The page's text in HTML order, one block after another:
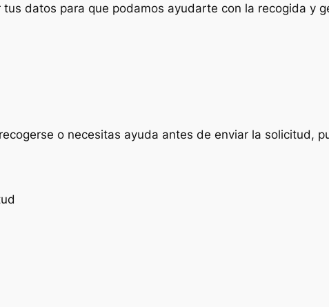
datos para que podamos ayudarte con la recogida y
o necesitas ayuda antes de enviar la solicitud,